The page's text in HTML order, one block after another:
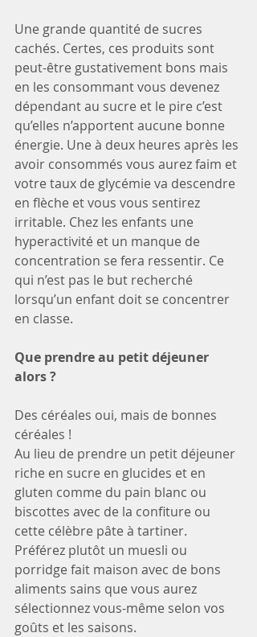
Une grande quantité de sucres
cachés. Certes, ces produits sont
peut-être gustativement bons mais
en les consommant vous devenez
dépendant au sucre et le pire c’est
qu’elles n’apportent aucune bonne
énergie. Une à deux heures après les
avoir consommés vous aurez faim et
votre taux de glycémie va descendre
en flèche et vous vous sentirez
irritable. Chez les enfants une
hyperactivité et un manque de
concentration se fera ressentir. Ce
qui n’est pas le but recherché
lorsqu’un enfant doit se concentrer
en classe.
Que prendre au petit déjeuner
alors ?
Des céréales oui, mais de bonnes
céréales !
Au lieu de prendre un petit déjeuner
riche en sucre en glucides et en
gluten comme du pain blanc ou
biscottes avec de la confiture ou
cette célèbre pâte à tartiner.
Préférez plutôt un muesli ou
porridge fait maison avec de bons
aliments sains que vous aurez
sélectionnez vous-même selon vos
goûts et les saisons.